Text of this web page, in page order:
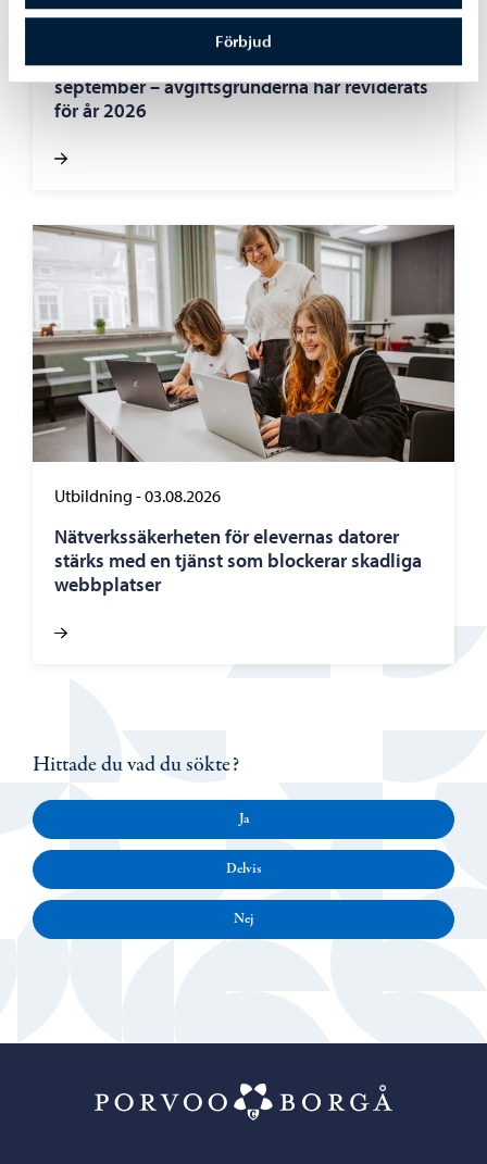
Förbjud
Boende och miljö-05.08.2026
Faktureringen av dagvattenavgifter inleds i
september – avgiftsgrunderna har reviderats
för år 2026
Utbildning -03.08.2026
Nätverkssäkerheten för elevernas datorer
stärks med en tjänst som blockerar skadliga
webbplatser
Hittade du vad du sökte?
Ja
Delvis
Nej